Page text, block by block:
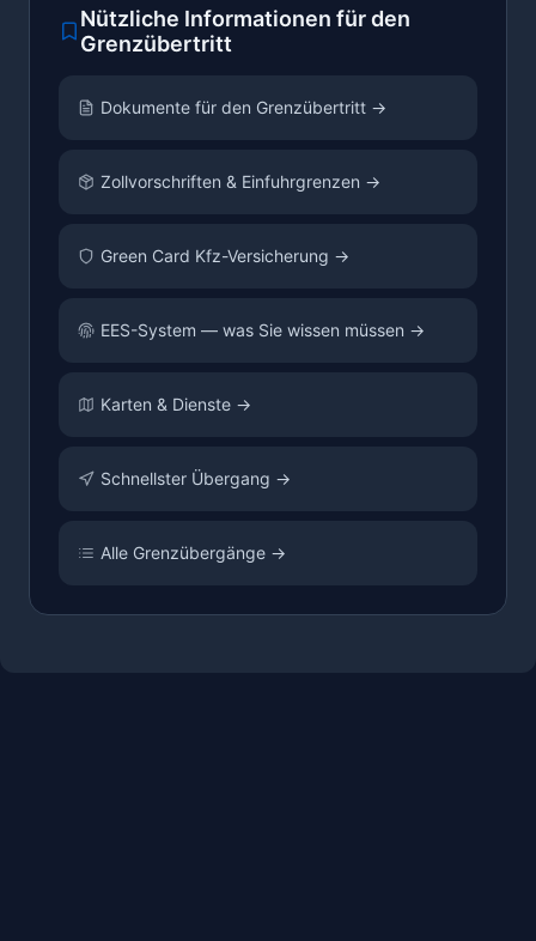
Nützliche Informationen für den
Grenzübertritt
Dokumente für den Grenzübertritt →
Zollvorschriften & Einfuhrgrenzen →
Green Card Kfz-Versicherung →
EES-System — was Sie wissen müssen →
Karten & Dienste →
Schnellster Übergang →
Alle Grenzübergänge →